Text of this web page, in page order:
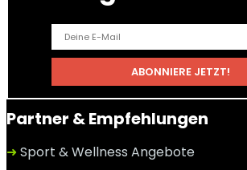
Partner & Empfehlungen
➜ Sport & Wellness Angebote